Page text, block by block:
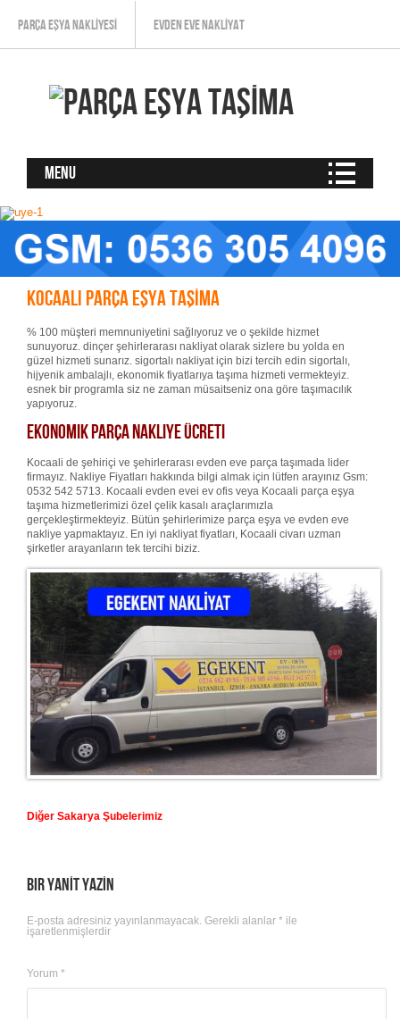
PARÇA EŞYA NAKLIYESI EVDEN EVE NAKLIYAT
Menu
Kocaali Parça Eşya Taşıma
% 100 müşteri memnuniyetini sağlıyoruz ve o şekilde hizmet
sunuyoruz. dinçer şehirlerarası nakliyat olarak sizlere bu yolda en
güzel hizmeti sunarız. sigortalı nakliyat için bizi tercih edin sigortalı,
hijyenik ambalajlı, ekonomik fiyatlarıya taşıma hizmeti vermekteyiz.
esnek bir programla siz ne zaman müsaitseniz ona göre taşımacılık
yapıyoruz.
Ekonomik Parça Nakliye Ücreti
Kocaali de şehiriçi ve şehirlerarası evden eve parça taşımada lider
firmayız. Nakliye Fiyatları hakkında bilgi almak için lütfen arayınız Gsm:
0532 542 5713. Kocaali evden evei ev ofis veya Kocaali parça eşya
taşıma hizmetlerimizi özel çelik kasalı araçlarımızla
gerçekleştirmekteyiz. Bütün şehirlerimize parça eşya ve evden eve
nakliye yapmaktayız. En iyi nakliyat fiyatları, Kocaali civarı uzman
şirketler arayanların tek tercihi biziz.
Diğer Sakarya Şubelerimiz
Bir yanıt yazın
E-posta adresiniz yayınlanmayacak. Gerekli alanlar * ile
işaretlenmişlerdir
Yorum *